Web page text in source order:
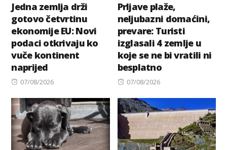
Jedna zemlja drži
gotovo četvrtinu
ekonomije EU: Novi
podaci otkrivaju ko
vuče kontinent
naprijed
Posted
07/08/2026
Prljave plaže,
neljubazni domaćini,
prevare: Turisti
izglasali 4 zemlje u
koje se ne bi vratili ni
besplatno
Posted
07/08/2026